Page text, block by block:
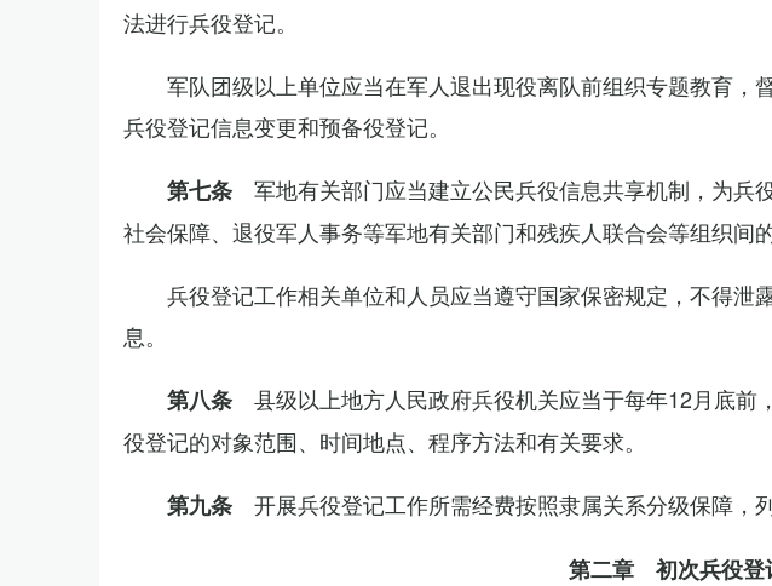
法进行兵役登记。
军队团级以上单位应当在军人退出现役离队前组织专题教育，
兵役登记信息变更和预备役登记。
第七条 军地有关部门应当建立公民兵役信息共享机制，为兵
社会保障、退役军人事务等军地有关部门和残疾人联合会等组织间
兵役登记工作相关单位和人员应当遵守国家保密规定，不得泄
息。
第八条 县级以上地方人民政府兵役机关应当于每年12月底
役登记的对象范围、时间地点、程序方法和有关要求。
第九条 开展兵役登记工作所需经费按照隶属关系分级保障，
第二章 初次兵役登